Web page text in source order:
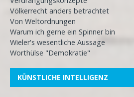
Völkerrecht anders betrachtet
Von Weltordnungen
Warum ich gerne ein Spinner bin
Wieler's wesentliche Aussage
Worthülse "Demokratie"
KÜNSTLICHE INTELLIGENZ